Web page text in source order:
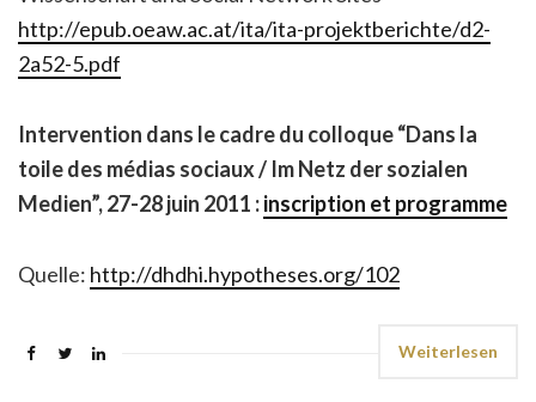
http://epub.oeaw.ac.at/ita/ita-projektberichte/d2-
2a52-5.pdf
Intervention dans le cadre du colloque “Dans la
toile des médias sociaux / Im Netz der sozialen
Medien”, 27-28 juin 2011 :inscription et programme
Quelle: http://dhdhi.hypotheses.org/102
Weiterlesen